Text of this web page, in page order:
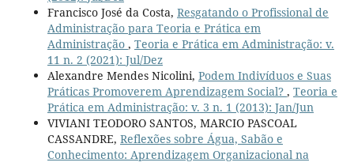
Francisco José da Costa, Resgatando o Profissional de
Administração para Teoria e Prática em
Administração , Teoria e Prática em Administração: v.
11 n. 2 (2021): Jul/Dez
Alexandre Mendes Nicolini, Podem Indivíduos e Suas
Práticas Promoverem Aprendizagem Social? , Teoria e
Prática em Administração: v. 3 n. 1 (2013): Jan/Jun
VIVIANI TEODORO SANTOS, MARCIO PASCOAL
CASSANDRE, Reflexões sobre Água, Sabão e
Conhecimento: Aprendizagem Organizacional na